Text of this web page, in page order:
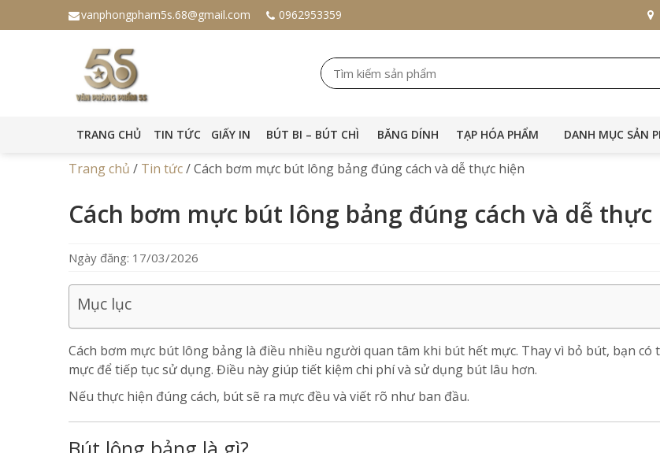
vanphongpham5s.68@gmail.com 0962953359
TRANG CHỦ TIN TỨC GIẤY IN BÚT BI – BÚT CHÌ BĂNG DÍNH TẠP HÓA PHẨM DANH MỤC SẢN
Trang chủ / Tin tức/Cách bơm mực bút lông bảng đúng cách và dễ thực hiện
Cách bơm mực bút lông bảng đúng cách và dễ thực
Ngày đăng: 17/03/2026
Mục lục
Cách bơm mực bút lông bảng là điều nhiều người quan tâm khi bút hết mực. Thay vì bỏ bút, bạn có
mực để tiếp tục sử dụng. Điều này giúp tiết kiệm chi phí và sử dụng bút lâu hơn.
Nếu thực hiện đúng cách, bút sẽ ra mực đều và viết rõ như ban đầu.